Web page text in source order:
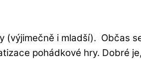
i mladší). Občas
pohádkové hry. Dobré